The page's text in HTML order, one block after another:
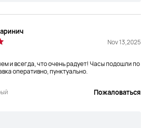
Nov 13,2025
и всегда, что очень радует! Часы подошли по
оперативно, пунктуально.
Пожаловаться